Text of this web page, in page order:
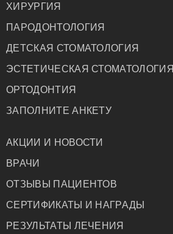
ХИРУРГИЯ
ПАРОДОНТОЛОГИЯ
ДЕТСКАЯ СТОМАТОЛОГИЯ
ЭСТЕТИЧЕСКАЯ СТОМАТОЛОГИЯ
ОРТОДОНТИЯ
ЗАПОЛНИТЕ АНКЕТУ
АКЦИИ И НОВОСТИ
ВРАЧИ
ОТЗЫВЫ ПАЦИЕНТОВ
СЕРТИФИКАТЫ И НАГРАДЫ
РЕЗУЛЬТАТЫ ЛЕЧЕНИЯ